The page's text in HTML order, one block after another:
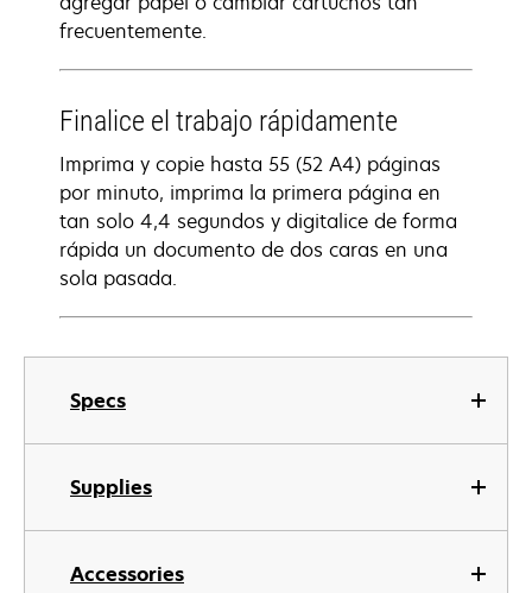
Specs
Supplies
Accessories
frecuentemente.
Finalice el trabajo rápidamente
Imprima y copie hasta 55 (52 A4) páginas
por minuto, imprima la primera página en
tan solo 4,4 segundos y digitalice de forma
rápida un documento de dos caras en una
sola pasada.